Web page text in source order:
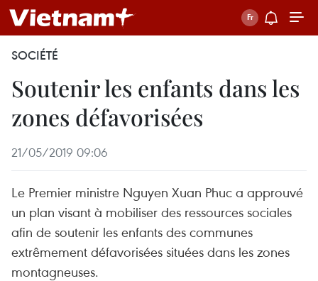
SOCIÉTÉ
Soutenir les enfants dans les
zones défavorisées
21/05/2019 09:06
Le Premier ministre Nguyen Xuan Phuc a approuvé
un plan visant à mobiliser des ressources sociales
afin de soutenir les enfants des communes
extrêmement défavorisées situées dans les zones
montagneuses.